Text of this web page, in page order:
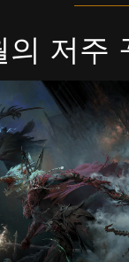
의 저주